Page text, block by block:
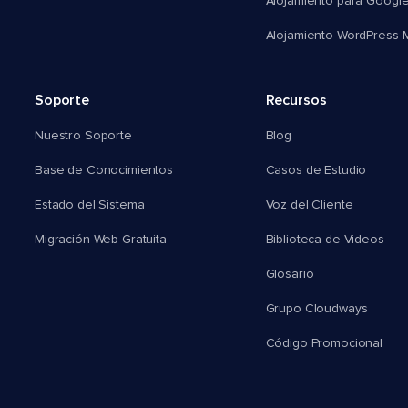
Alojamiento WordPress
Soporte
Nuestro Soporte
Base de Conocimientos
Estado del Sistema
Migración Web Gratuita
Recursos
Blog
Casos de Estudio
Voz del Cliente
Biblioteca de Videos
Glosario
Grupo Cloudways
Código Promocional